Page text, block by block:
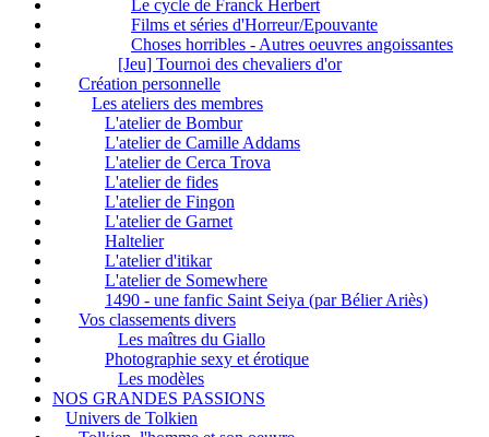
Le cycle de Franck Herbert
Films et séries d'Horreur/Epouvante
Choses horribles - Autres oeuvres angoissantes
[Jeu] Tournoi des chevaliers d'or
Création personnelle
Les ateliers des membres
L'atelier de Bombur
L'atelier de Camille Addams
L'atelier de Cerca Trova
L'atelier de fides
L'atelier de Fingon
L'atelier de Garnet
Haltelier
L'atelier d'itikar
L'atelier de Somewhere
1490 - une fanfic Saint Seiya (par Bélier Ariès)
Vos classements divers
Les maîtres du Giallo
Photographie sexy et érotique
Les modèles
NOS GRANDES PASSIONS
Univers de Tolkien